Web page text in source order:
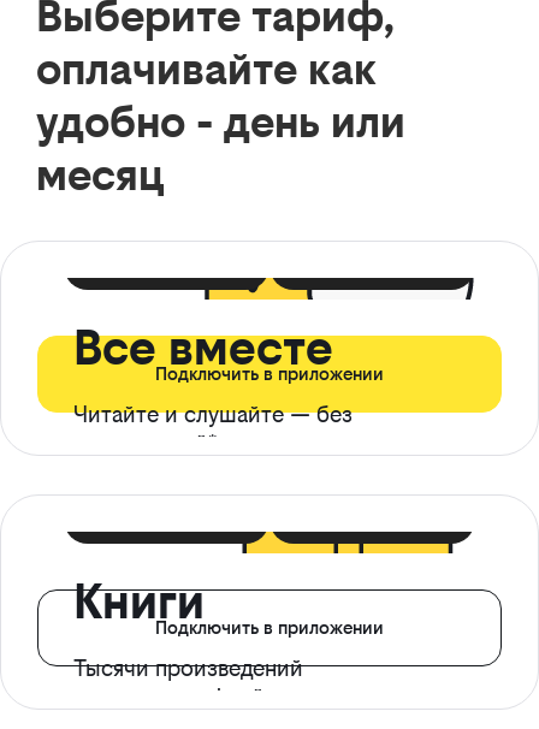
Выберите тариф,
оплачивайте как
удобно - день или
месяц
Все вместе
Читайте и слушайте — без
ограничений*
Подключить в приложении
Книги
Тысячи произведений
с доступом офлайн
Подключить в приложении